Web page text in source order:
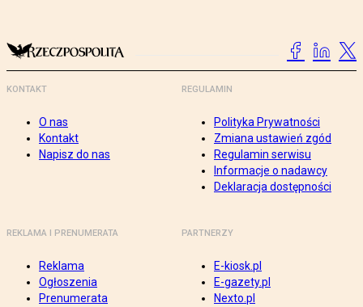
KONTAKT
O nas
Kontakt
Napisz do nas
REGULAMIN
Polityka Prywatności
Zmiana ustawień zgód
Regulamin serwisu
Informacje o nadawcy
Deklaracja dostępności
REKLAMA I PRENUMERATA
Reklama
Ogłoszenia
Prenumerata
PARTNERZY
E-kiosk.pl
E-gazety.pl
Nexto.pl